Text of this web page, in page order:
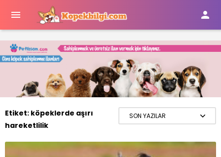
 
Etiket: köpeklerde aşırı
hareketlilik